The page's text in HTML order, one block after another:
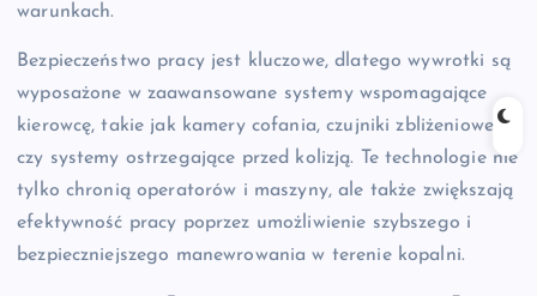
warunkach.
Bezpieczeństwo pracy jest kluczowe, dlatego wywrotki są
wyposażone w zaawansowane systemy wspomagające
kierowcę, takie jak kamery cofania, czujniki zbliżeniowe
czy systemy ostrzegające przed kolizją. Te technologie nie
tylko chronią operatorów i maszyny, ale także zwiększają
efektywność pracy poprzez umożliwienie szybszego i
bezpieczniejszego manewrowania w terenie kopalni.